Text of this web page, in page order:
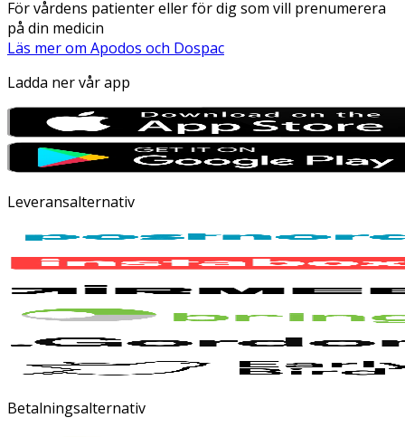
För vårdens patienter eller för dig som vill prenumerera
på din medicin
Läs mer om Apodos och Dospac
Ladda ner vår app
Leveransalternativ
Betalningsalternativ